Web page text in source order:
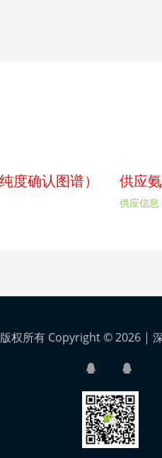
度确认图谱） 供应
供应信息
权所有 Copyright © 2026 |